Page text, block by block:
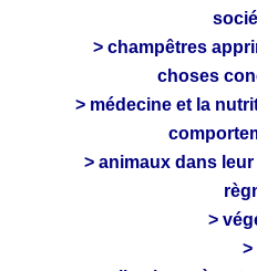
> champêtres
choses
> médecine et la
> animaux dans
>
>